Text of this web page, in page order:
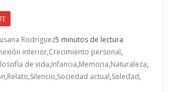
Rodríguez5 minutos de lectura
interior,Crecimiento personal,
de vida,Infancia,Memoria,Naturaleza,
,Relato,Silencio,Sociedad actual,Soledad,